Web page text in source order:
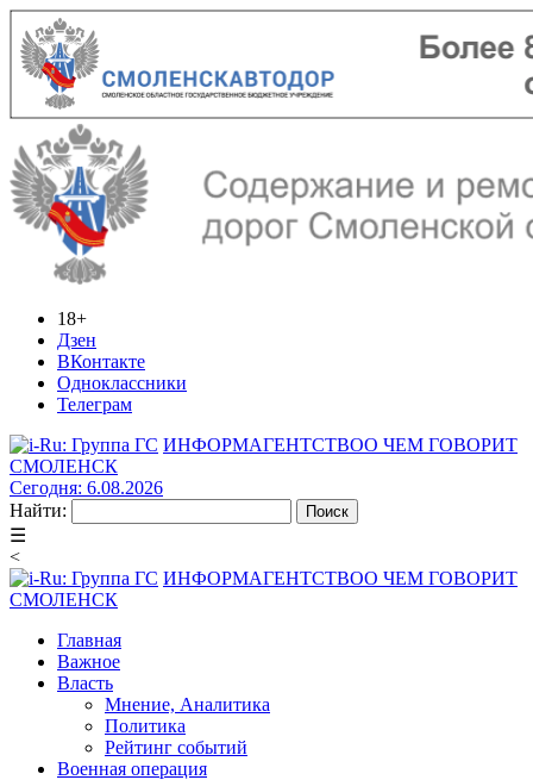
18+
Дзен
ВКонтакте
Одноклассники
Телеграм
ИНФОРМАГЕНТСТВОО ЧЕМ ГОВОРИТ
СМОЛЕНСК
Сегодня: 6.08.2026
Найти:
☰
<
ИНФОРМАГЕНТСТВОО ЧЕМ ГОВОРИТ
СМОЛЕНСК
Главная
Важное
Власть
Мнение, Аналитика
Политика
Рейтинг событий
Военная операция